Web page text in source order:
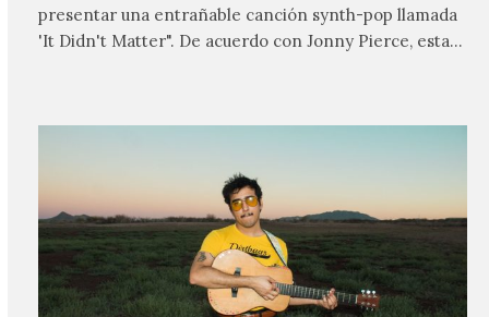
presentar una entrañable canción synth-pop llamada
'It Didn't Matter". De acuerdo con Jonny Pierce, esta